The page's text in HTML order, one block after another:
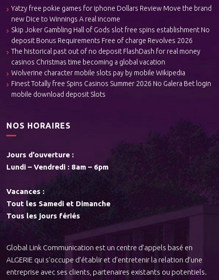
Yatzy free pokie games for iphone Dollars Review Move the brand
new Dice to Winnings A real income
Skip Joker Gambling Hall of Gods slot free spins establishment No
deposit Bonus Requirements Free of charge Revolves 2026
The historical past out of no deposit FlashDash for real money
casinos Christmas time becoming a global vacation
Wolverine character mobile slots pay by mobile Wikipedia
Finest Totally free Spins Casinos Summer 2026 No Galera Bet login
mobile download deposit Slots
NOS HORAIRES
Jours d’ouverture :
Lundi – Vendredi : 8am – 6pm
Vacances :
Tout les Samedi et Dimanche
Tous les jours fériés
Global Link Communication est un centre d’appels basé en
ALGERIE qui s’occupe d’établir et d’entretenir la relation d’une
entreprise avec ses clients, partenaires existants ou potentiels.